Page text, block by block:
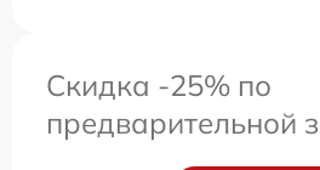
Скидка -25% по
предварительной